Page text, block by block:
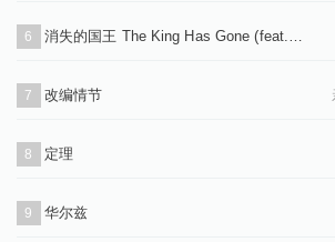
6 消失的国王 The King Has Gone (feat.孙凌生)
7 改编情节
8 定理
9 华尔兹